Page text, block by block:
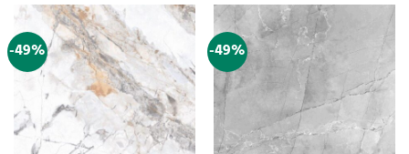
-49% -49%